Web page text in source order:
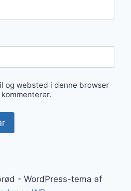
og websted i denne browser
- WordPress-tema af